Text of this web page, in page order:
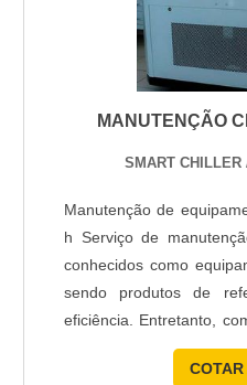
MANUTENÇÃO
SMART CHILLER
Manutenção de
h Serviço de
conhecidos como
sendo produtos de
eficiência. Entretanto,
os chillers estão
tempo, necessitando de